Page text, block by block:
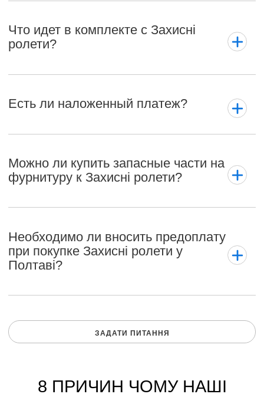
Что идет в комплекте с Захисні
ролети?
Есть ли наложенный платеж?
Можно ли купить запасные части на
фурнитуру к Захисні ролети?
Необходимо ли вносить предоплату
при покупке Захисні ролети у
Полтаві?
ЗАДАТИ ПИТАННЯ
8 ПРИЧИН ЧОМУ НАШІ